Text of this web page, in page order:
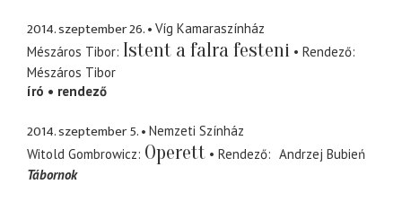
2014. szeptember 26.
Víg Kamaraszínház
Mészáros Tibor Istent a falra festeni
Rendező
Mészáros Tibor
író
rendező
2014. szeptember 5.
Nemzeti Színház
Witold Gombrowicz Operett Rendező
Andrzej Bubień
Tábornok